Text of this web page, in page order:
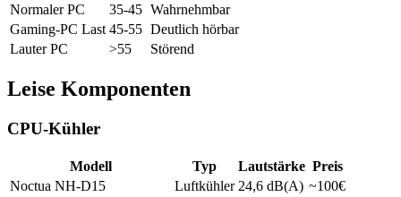
Normaler PC
35-45 Wahrnehmbar
Gaming-PC Last 45-55 Deutlich hörbar
Lauter PC
>55 Störend
Leise Komponenten
CPU-Kühler
Modell Typ Lautstärke Preis
Noctua NH-D15
Luftkühler 24,6 dB(A) ~100€